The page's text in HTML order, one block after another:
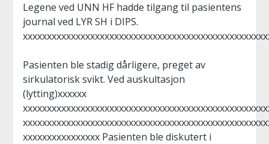
Legene ved UNN HF hadde tilgang til pasientens
journal ved LYR SH i DIPS.
Pasienten ble stadig dårligere, preget av
sirkulatorisk svikt. Ved auskultasjon
(lytting)xxxxxx
xxxxxxxxxxxxxxxx Pasienten ble diskutert i